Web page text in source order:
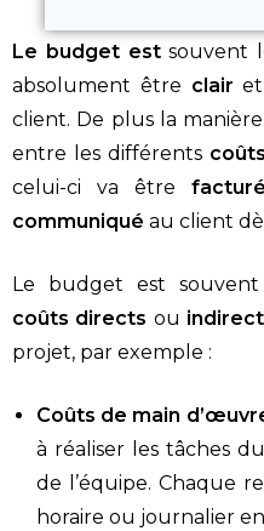
Le budget estsouvent
absolument être clair et
client. De plus la
entre les différents
celui-ci va être
communiqué au client
Le budget est souvent
coûts directs ou
projet, par exemple :
Coûts de main
à réaliser les tâches
de l’équipe. Chaque
horaire ou journalier